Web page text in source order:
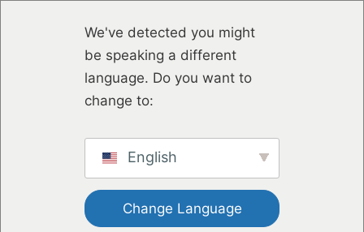
We've detected you might
be speaking a different
language. Do you want to
change to:
English
Change Language